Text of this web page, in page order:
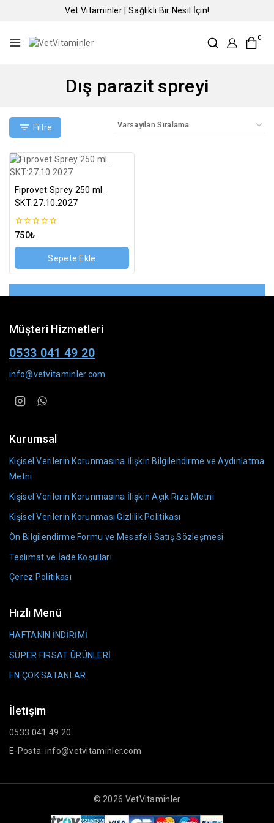
Vet Vitaminler | Sağlıklı Bir Nesil İçin!
0
Dış parazit spreyi
Filtre
Fiprovet Sprey 250 ml.
SKT:27.10.2027
0
üzerinden
750₺
Sepete Ekle
Müşteri Hizmetleri
0533 041 49 20
info@vetvitaminler.com
Kurumsal
Kişisel Verilerin Korunmasına İlişkin Bilgilendirme ve Aydınlatma
Metni
Kişisel Verilerin Korunmasına İlişkin Açık Rıza Metni
Kişisel Verilerin Korunması Gizlilik Politikası
Ön Bilgilendirme Formu ve Mesafeli Satış Sözleşmesi
Teslimat ve İade Koşulları
Çerez Politikası
Hızlı Menü
HAFTANIN İNDİRİMİ
SÜPER FIRSAT ÜRÜNLERİ
EN ÇOK SATANLAR
İletişim
0533 041 49 20
E-Posta: info@vetvitaminler.com
© 2026 VetVitaminler